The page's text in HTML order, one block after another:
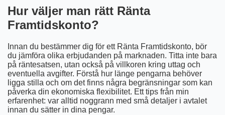
Hur väljer man rätt Ränta
Framtidskonto?
Innan du bestämmer dig för ett Ränta Framtidskonto, bör
du jämföra olika erbjudanden på marknaden. Titta inte bara
på räntesatsen, utan också på villkoren kring uttag och
eventuella avgifter. Förstå hur länge pengarna behöver
ligga stilla och om det finns några begränsningar som kan
påverka din ekonomiska flexibilitet. Ett tips från min
erfarenhet: var alltid noggrann med små detaljer i avtalet
innan du sätter in dina pengar.